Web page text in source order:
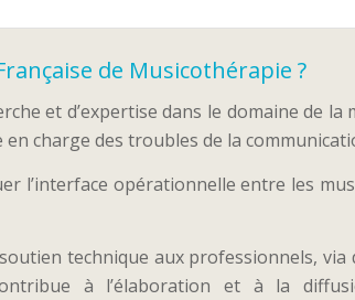
de Musicothérapie ?
et d’expertise dans le domaine de
charge des troubles de la
l’interface opérationnelle entre les
technique aux professionnels,
à l’élaboration et à la